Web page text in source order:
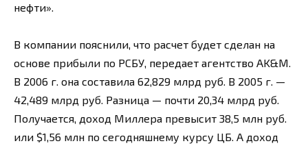
нефти».
В компании пояснили, что расчет будет сделан на
основе прибыли по РСБУ, передает агентство AK&M.
В 2006 г. она составила 62,829 млрд руб. В 2005 г. —
42,489 млрд руб. Разница — почти 20,34 млрд руб.
Получается, доход Миллера превысит 38,5 млн руб.
или $1,56 млн по сегодняшнему курсу ЦБ. А доход